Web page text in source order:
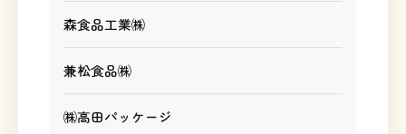
森食品工業㈱
兼松食品㈱
㈱高田パッケージ